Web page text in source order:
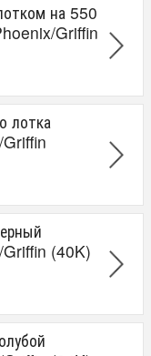
на 550
Griffin
лотка
(40K)